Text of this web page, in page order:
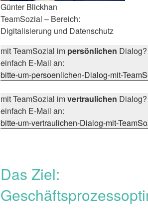
Günter Blickhan
TeamSozial – Bereich:
Digitalisierung und Datenschutz
mit TeamSozial im persönlichen Dialog?
einfach E-Mail an:
bitte-um-persoenlichen-Dialog-mit-
mit TeamSozial imvertraulichen Dialog?
einfach E-Mail an:
bitte-um-vertraulichen-Dialog-mit-
Das Ziel: